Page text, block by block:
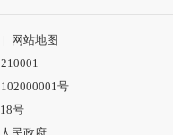
| 网站地图
号
号